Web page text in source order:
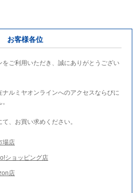
お客様各位
をご利用いただき、誠にありがとうござい
ルミヤオンラインへのアクセスならびに
、お買い求めください。
場店
ショッピング店
店